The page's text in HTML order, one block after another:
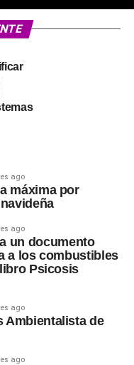
ago
máxima por
ago
un documento
a los combustibles
Psicosis
ago
Ambientalista de
ago